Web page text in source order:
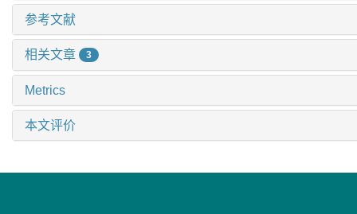
参考文献
相关文章 3
Metrics
本文评价